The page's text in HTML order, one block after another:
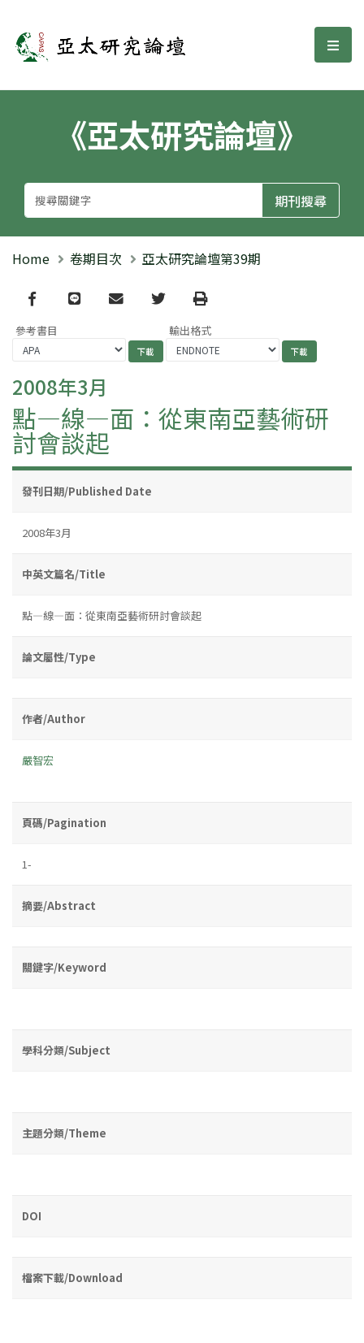
亞太研究論壇 選
《亞太研究論壇》
Home 卷期目次 亞太研究論壇第39期
Facebook
line email TwitterPrint
參考書目 輸出格式
2008年3月
點—線—面：從東南亞藝術研
討會談起
發刊日期/Published Date
2008年3月
中英文篇名/Title
點—線—面：從東南亞藝術研討會談起
論文屬性/Type
作者/Author
嚴智宏
頁碼/Pagination
1-
摘要/Abstract
關鍵字/Keyword
學科分類/Subject
主題分類/Theme
DOI
檔案下載/Download